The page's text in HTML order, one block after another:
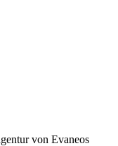
von Evaneos